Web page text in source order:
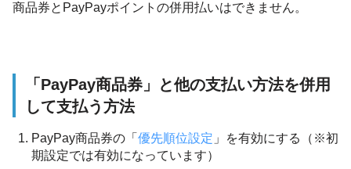
商品券とPayPayポイントの併用払いはできません。
「PayPay商品券」と他の支払い方法を併用
して支払う方法
PayPay商品券の「 優先順位設定 」を有効にする（※初
期設定では有効になっています）